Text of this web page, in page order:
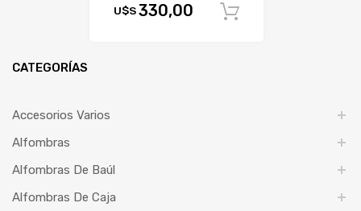
U$S330,00
CATEGORÍAS
Accesorios Varios
Alfombras
Alfombras De Baúl
Alfombras De Caja